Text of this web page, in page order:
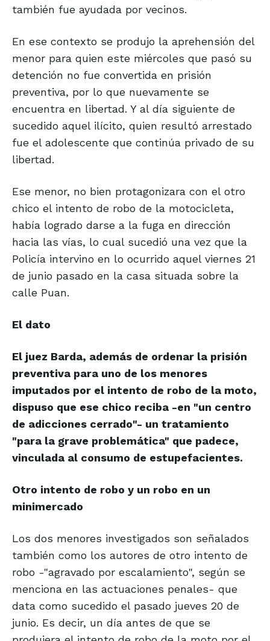
también fue ayudada por vecinos.
En ese contexto se produjo la aprehensión del
menor para quien este miércoles que pasó su
detención no fue convertida en prisión
preventiva, por lo que nuevamente se
encuentra en libertad. Y al día siguiente de
sucedido aquel ilícito, quien resultó arrestado
fue el adolescente que continúa privado de su
libertad.
Ese menor, no bien protagonizara con el otro
chico el intento de robo de la motocicleta,
había logrado darse a la fuga en dirección
hacia las vías, lo cual sucedió una vez que la
Policía intervino en lo ocurrido aquel viernes 21
de junio pasado en la casa situada sobre la
calle Puan.
El dato
El juez Barda, además de ordenar la prisión
preventiva para uno de los menores
imputados por el intento de robo de la moto,
dispuso que ese chico reciba -en "un centro
de adicciones cerrado"- un tratamiento
"para la grave problemática" que padece,
vinculada al consumo de estupefacientes.
Otro intento de robo y un robo en un
minimercado
Los dos menores investigados son señalados
también como los autores de otro intento de
robo -"agravado por escalamiento", según se
menciona en las actuaciones penales- que
data como sucedido el pasado jueves 20 de
junio. Es decir, un día antes de que se